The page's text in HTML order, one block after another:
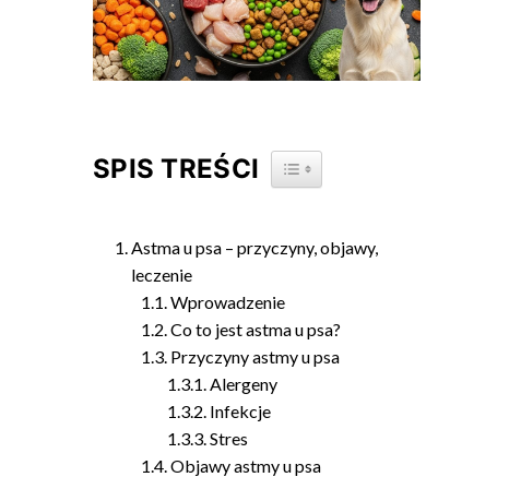
SPIS TREŚCI TOGGLE TABLE OF CONTENT
Astma u psa – przyczyny, objawy,
leczenie
Wprowadzenie
Co to jest astma u psa?
Przyczyny astmy u psa
Alergeny
Infekcje
Stres
Objawy astmy u psa